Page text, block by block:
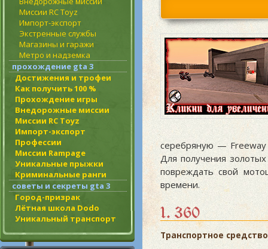
Миссии RC Toyz
Импорт-экспорт
Экстренные службы
Магазины и гаражи
Метро и надземка
прохождение gta 3
Достижения и трофеи
Как получить 100 %
Прохождение игры
Внедорожные миссии
Миссии RC Toyz
Импорт-экспорт
Профессии
Миссии Rampage
Уникальные прыжки
Криминальные ранги
советы и секреты gta 3
Город-призрак
Лётная школа Dodo
Уникальный транспорт
серебряную —
Для получения
повреждать свой
времени.
1. 360
Транспортное